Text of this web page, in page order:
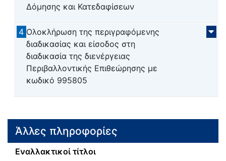
Δόμησης και Κατεδαφίσεων
4 Ολοκλήρωση της περιγραφόμενης
διαδικασίας και είσοδος στη
διαδικασία της διενέργειας
Περιβαλλοντικής Επιθεώρησης με
κωδικό 995805
Άλλες πληροφορίες
Εναλλακτικοί τίτλοι